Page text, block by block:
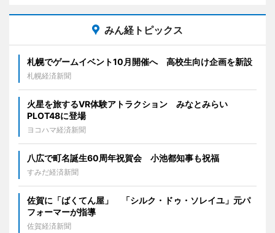
みん経トピックス
札幌でゲームイベント10月開催へ 高校生向け企画を新設
札幌経済新聞
火星を旅するVR体験アトラクション みなとみらい
PLOT48に登場
ヨコハマ経済新聞
八広で町名誕生60周年祝賀会 小池都知事も祝福
すみだ経済新聞
佐賀に「ばくてん屋」 「シルク・ドゥ・ソレイユ」元パ
フォーマーが指導
佐賀経済新聞